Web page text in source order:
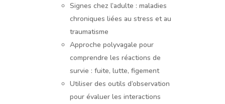
Signes chez l’adulte : maladies
chroniques liées au stress et au
traumatisme
Approche polyvagale pour
comprendre les réactions de
survie : fuite, lutte, figement
Utiliser des outils d’observation
pour évaluer les interactions